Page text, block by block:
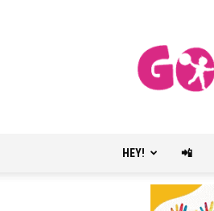
HEY! 📲